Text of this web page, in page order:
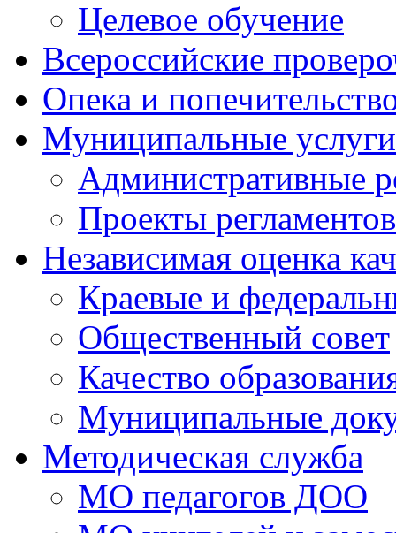
Целевое обучение
Всероссийские
Опека и
Муниципальные услуги
Административные
Проекты регламентов
Независимая оценка
Краевые и
Общественный совет
Качество
Муниципальные
Методическая служба
МО педагогов ДОО